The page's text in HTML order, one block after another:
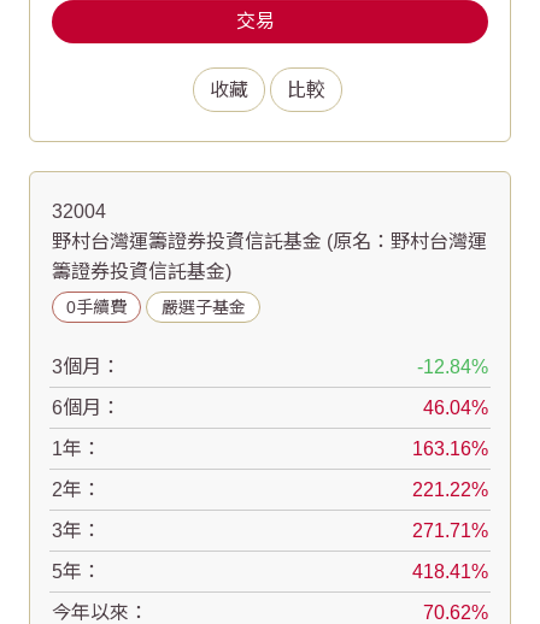
收藏 比較
交易
32004
野村台灣運籌證券投資信託基金 (原名：野村台灣運
籌證券投資信託基金)
0手續費 嚴選子基金
3個月：
-12.84
6個月：
46.04
1年：
163.16
2年：
221.22
3年：
271.71
5年：
418.41
今年以來：
70.62